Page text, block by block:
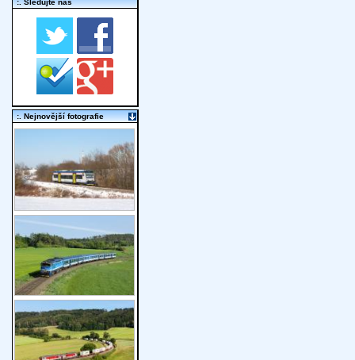
:. Sledujte nás
:. Nejnovější fotografie